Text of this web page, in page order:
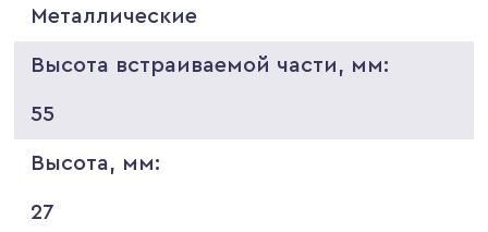
Металлические
Высота встраиваемой части, мм:
55
Высота, мм:
27